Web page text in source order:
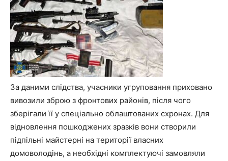
За даними слідства, учасники угруповання приховано
вивозили зброю з фронтових районів, після чого
зберігали її у спеціально облаштованих схронах. Для
відновлення пошкоджених зразків вони створили
підпільні майстерні на території власних
домоволодінь, а необхідні комплектуючі замовляли